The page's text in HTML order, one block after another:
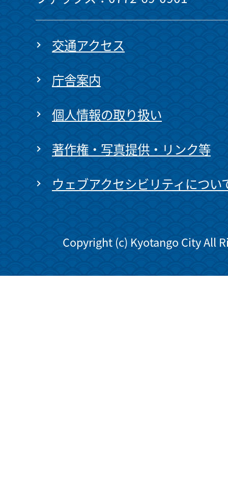
交通アクセス
庁舎案内
個人情報の取り扱い
著作権・写真提供・リンク等
ウェブアクセシビリティについ
Copyright (c) Kyotango City All